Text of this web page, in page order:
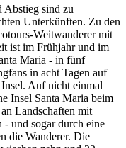
Abstieg sind zu
Unterkünften. Zu den
Weitwanderer mit
ist im Frühjahr und im
Maria - in fünf
in acht Tagen auf
Auf nicht einmal
Insel Santa Maria beim
Landschaften mit
- und sogar durch eine
die Wanderer. Die